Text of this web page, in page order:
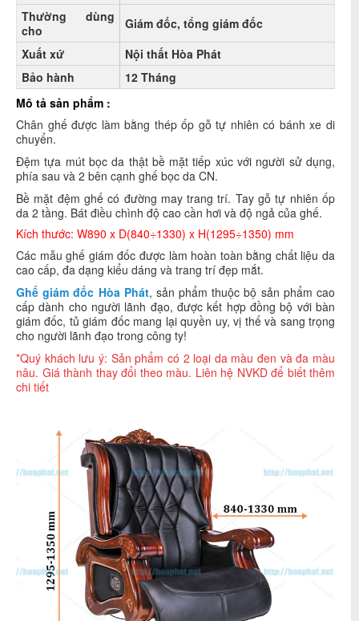
Thường dùng
cho
Giám đốc, tổng giám đốc
Xuất xứ
Nội thất Hòa Phát
Bảo hành
12 Tháng
Mô tả sản phẩm :
Chân ghế được làm bằng thép ốp gỗ tự nhiên có bánh xe di
chuyển.
Đệm tựa mút bọc da thật bề mặt tiếp xúc với người sử dụng,
phía sau và 2 bên cạnh ghế bọc da CN.
Bề mặt đệm ghế có đường may trang trí. Tay gỗ tự nhiên ốp
da 2 tầng. Bát điều chình độ cao cần hơi và độ ngả của ghế.
Kích thước: W890 x D(840÷1330) x H(1295÷1350) mm
Các mẫu ghế giám đốc được làm hoàn toàn bằng chất liệu da
cao cấp, đa dạng kiểu dáng và trang trí đẹp mắt.
Ghế giám đốc Hòa Phát, sản phẩm thuộc bộ sản phẩm cao
cấp dành cho người lãnh đạo, được kết hợp đồng bộ với bàn
giám đốc, tủ giám đốc mang lại quyền uy, vị thế và sang trọng
cho người lãnh đạo trong công ty!
*Quý khách lưu ý: Sản phẩm có 2 loại da màu đen và đa màu
nâu. Giá thành thay đổi theo màu. Liên hệ NVKD để biết thêm
chi tiết